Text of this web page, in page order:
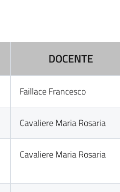
DOCENTE
Faillace Francesco
Cavaliere Maria Rosaria
Cavaliere Maria Rosaria